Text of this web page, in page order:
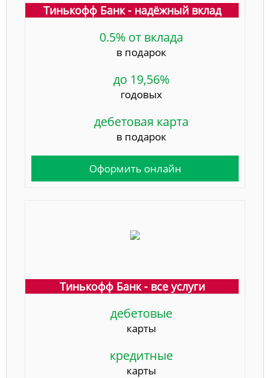
Тинькофф Банк - надёжный вклад
0.5% от вклада
в подарок
до 19,56%
годовых
дебетовая карта
в подарок
Оформить онлайн
Тинькофф Банк - все услуги
дебетовые
карты
кредитные
карты